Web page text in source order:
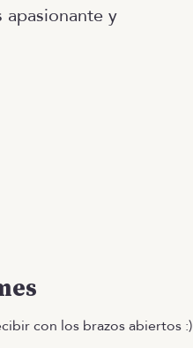
y
con los brazos abiertos :)